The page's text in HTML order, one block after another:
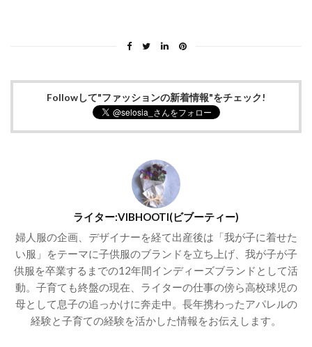
Followして"ファッションの新着情報"をチェック!
ライター:VIBHOOTI(ビブーティー)
婦人服の企画、デザイナーを経て出産後は「我が子に着せた
い服」をテーマに子供服のブランドを立ち上げ、我が子が子
供服を卒業するまでの12年間インディーズブランドとして活
動。子育ても終盤の現在、ライターの仕事の傍ら高校球児の
母として息子の追っかけに奔走中。長年携わったアパレルの
経験と子育ての経験を活かした情報をお伝えします。